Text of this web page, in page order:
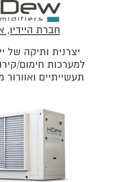
חברת היידיו,
יצרנית ותיקה של
למערכות חימום/
תעשייתיים ואוורור